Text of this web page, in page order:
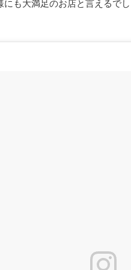
にも大満足のお店と言えるで